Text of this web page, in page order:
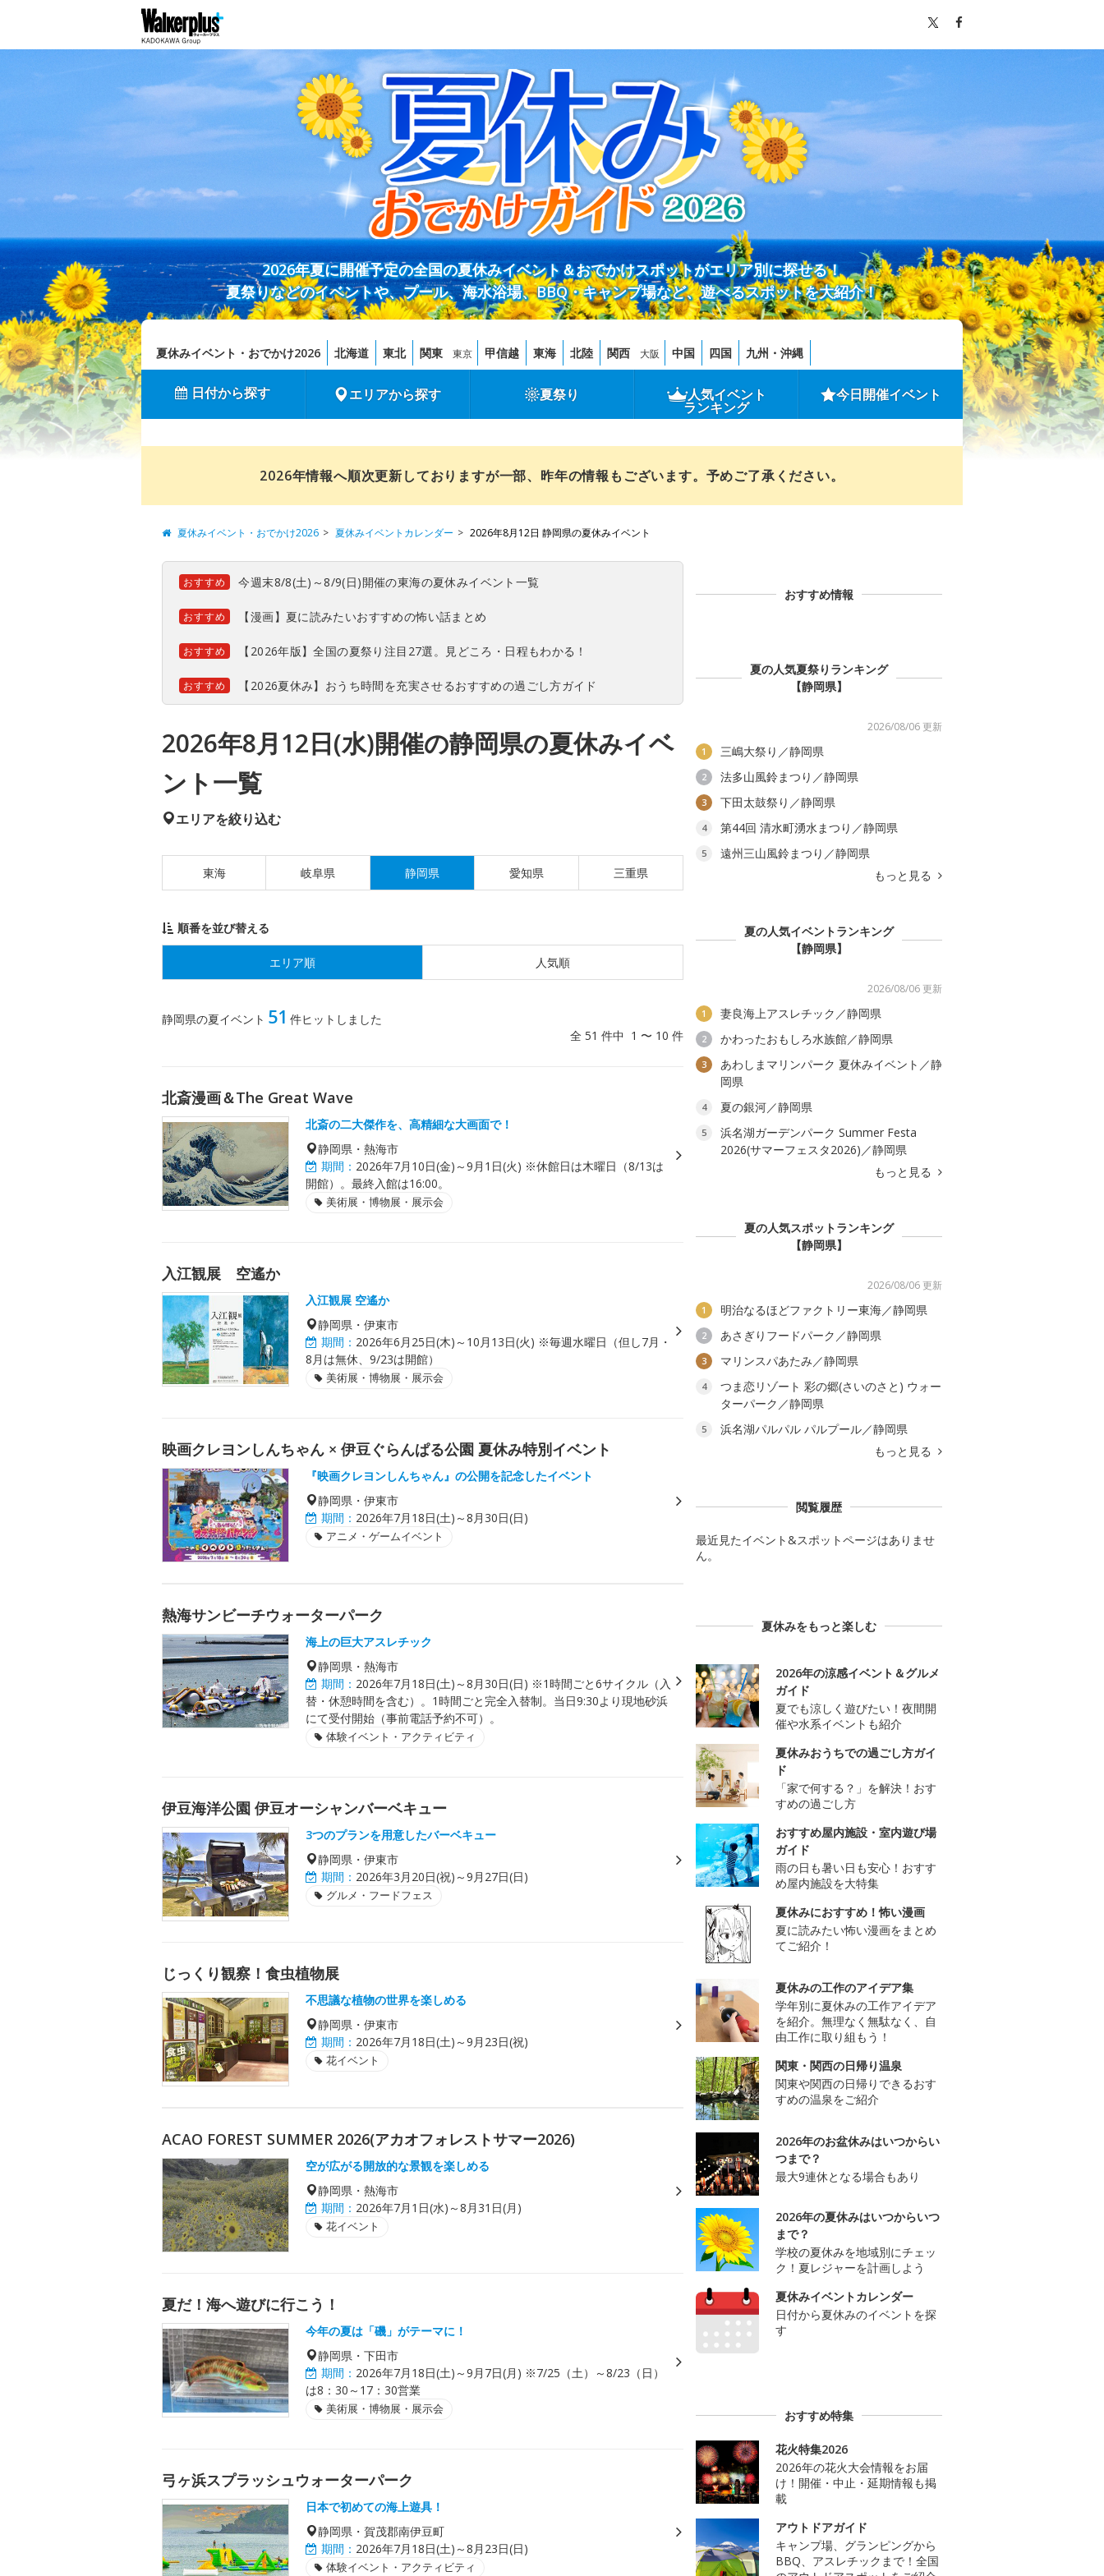
2026年夏に開催予定の全国の夏休みイベント＆おでかけスポットがエリア別に探せる！
夏祭りなどのイベントや、プール、海水浴場、BBQ・キャンプ場など、遊べるスポットを大紹介！
夏休みイベント・おでかけ2026 北海道 東北 関東 東京 甲信越 東海 北陸 関西 大阪 中国 四国 九州・沖縄
日付から探す エリアから探す 夏祭り 人気イベント
ランキング
今日開催イベント
2026年情報へ順次更新しておりますが一部、昨年の情報もございます。予めご了承ください。
夏休みイベント・おでかけ2026 夏休みイベントカレンダー 2026年8月12日 静岡県の夏休みイベント
おすすめ 今週末8/8(土)～8/9(日)開催の東海の夏休みイベント一覧
おすすめ 【漫画】夏に読みたいおすすめの怖い話まとめ
おすすめ 【2026年版】全国の夏祭り注目27選。見どころ・日程もわかる！
おすすめ 【2026夏休み】おうち時間を充実させるおすすめの過ごし方ガイド
2026年8月12日(水)開催の静岡県の夏休みイベ
ント一覧
エリアを絞り込む
東海 岐阜県 静岡県 愛知県 三重県
順番を並び替える
エリア順 人気順
静岡県の夏イベント 51 件ヒットしました
全 51 件中 1 〜 10 件
北斎漫画＆The Great Wave
北斎の二大傑作を、高精細な大画面で！
静岡県・熱海市
期間： 2026年7月10日(金)～9月1日(火) ※休館日は木曜日（8/13は
開館）。最終入館は16:00。
美術展・博物展・展示会
入江観展 空遙か
入江観展 空遙か
静岡県・伊東市
期間： 2026年6月25日(木)～10月13日(火) ※毎週水曜日（但し7月・
8月は無休、9/23は開館）
美術展・博物展・展示会
映画クレヨンしんちゃん × 伊豆ぐらんぱる公園 夏休み特別イベント
『映画クレヨンしんちゃん』の公開を記念したイベント
静岡県・伊東市
期間： 2026年7月18日(土)～8月30日(日)
アニメ・ゲームイベント
熱海サンビーチウォーターパーク
海上の巨大アスレチック
静岡県・熱海市
期間： 2026年7月18日(土)～8月30日(日) ※1時間ごと6サイクル（入
替・休憩時間を含む）。1時間ごと完全入替制。当日9:30より現地砂浜
にて受付開始（事前電話予約不可）。
体験イベント・アクティビティ
伊豆海洋公園 伊豆オーシャンバーベキュー
3つのプランを用意したバーベキュー
静岡県・伊東市
期間： 2026年3月20日(祝)～9月27日(日)
グルメ・フードフェス
じっくり観察！食虫植物展
不思議な植物の世界を楽しめる
静岡県・伊東市
期間： 2026年7月18日(土)～9月23日(祝)
花イベント
ACAO FOREST SUMMER 2026(アカオフォレストサマー2026)
空が広がる開放的な景観を楽しめる
静岡県・熱海市
期間： 2026年7月1日(水)～8月31日(月)
花イベント
夏だ！海へ遊びに行こう！
今年の夏は「磯」がテーマに！
静岡県・下田市
期間： 2026年7月18日(土)～9月7日(月) ※7/25（土）～8/23（日）
は8：30～17：30営業
美術展・博物展・展示会
弓ヶ浜スプラッシュウォーターパーク
日本で初めての海上遊具！
静岡県・賀茂郡南伊豆町
期間： 2026年7月18日(土)～8月23日(日)
体験イベント・アクティビティ
おすすめ情報
夏の人気夏祭りランキング
【静岡県】
2026/08/06 更新
1 三嶋大祭り／静岡県
2 法多山風鈴まつり／静岡県
3 下田太鼓祭り／静岡県
4 第44回 清水町湧水まつり／静岡県
5
遠州三山風鈴まつり／静岡県
もっと見る
夏の人気イベントランキング
【静岡県】
2026/08/06 更新
1 妻良海上アスレチック／静岡県
2 かわったおもしろ水族館／静岡県
3
あわしまマリンパーク 夏休みイベント／静
岡県
4 夏の銀河／静岡県
5
浜名湖ガーデンパーク Summer Festa
2026(サマーフェスタ2026)／静岡県
もっと見る
夏の人気スポットランキング
【静岡県】
2026/08/06 更新
1 明治なるほどファクトリー東海／静岡県
2 あさぎりフードパーク／静岡県
3 マリンスパあたみ／静岡県
4
つま恋リゾート 彩の郷(さいのさと) ウォー
ターパーク／静岡県
5
浜名湖パルパル パルプール／静岡県
もっと見る
閲覧履歴
最近見たイベント&スポットページはありませ
ん。
夏休みをもっと楽しむ
2026年の涼感イベント＆グルメ
ガイド
夏でも涼しく遊びたい！夜間開
催や水系イベントも紹介
夏休みおうちでの過ごし方ガイ
ド
「家で何する？」を解決！おす
すめの過ごし方
おすすめ屋内施設・室内遊び場
ガイド
雨の日も暑い日も安心！おすす
め屋内施設を大特集
夏休みにおすすめ！怖い漫画
夏に読みたい怖い漫画をまとめ
てご紹介！
夏休みの工作のアイデア集
学年別に夏休みの工作アイデア
を紹介。無理なく無駄なく、自
由工作に取り組もう！
関東・関西の日帰り温泉
関東や関西の日帰りできるおす
すめの温泉をご紹介
2026年のお盆休みはいつからい
つまで？
最大9連休となる場合もあり
2026年の夏休みはいつからいつ
まで？
学校の夏休みを地域別にチェッ
ク！夏レジャーを計画しよう
夏休みイベントカレンダー
日付から夏休みのイベントを探
す
おすすめ特集
花火特集2026
2026年の花火大会情報をお届
け！開催・中止・延期情報も掲
載
アウトドアガイド
キャンプ場、グランピングから
BBQ、アスレチックまで！全国